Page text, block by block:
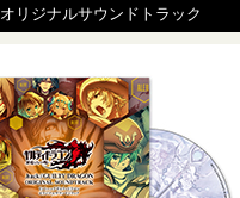
オリジナルサウンドトラック